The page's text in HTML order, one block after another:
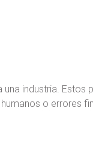
industria. Estos
o errores